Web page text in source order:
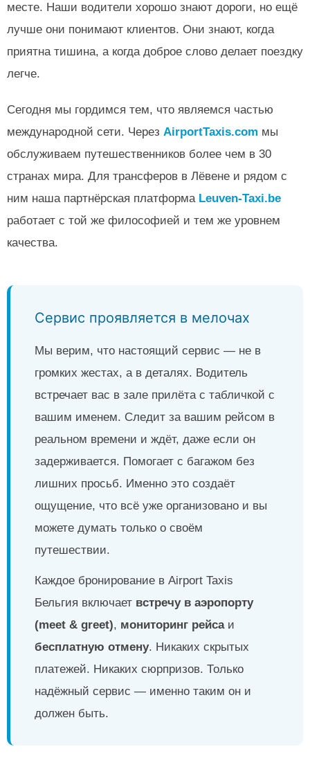
месте. Наши водители хорошо знают дороги, но ещё
лучше они понимают клиентов. Они знают, когда
приятна тишина, а когда доброе слово делает поездку
легче.
Сегодня мы гордимся тем, что являемся частью
международной сети. Через AirportTaxis.com мы
обслуживаем путешественников более чем в 30
странах мира. Для трансферов в Лёвене и рядом с
ним наша партнёрская платформа Leuven-Taxi.be
работает с той же философией и тем же уровнем
качества.
Сервис проявляется в мелочах
Мы верим, что настоящий сервис — не в
громких жестах, а в деталях. Водитель
встречает вас в зале прилёта с табличкой с
вашим именем. Следит за вашим рейсом в
реальном времени и ждёт, даже если он
задерживается. Помогает с багажом без
лишних просьб. Именно это создаёт
ощущение, что всё уже организовано и вы
можете думать только о своём
путешествии.
Каждое бронирование в Airport Taxis
Бельгия включает встречу в аэропорту
(meet & greet), мониторинг рейсаи
бесплатную отмену. Никаких скрытых
платежей. Никаких сюрпризов. Только
надёжный сервис — именно таким он и
должен быть.